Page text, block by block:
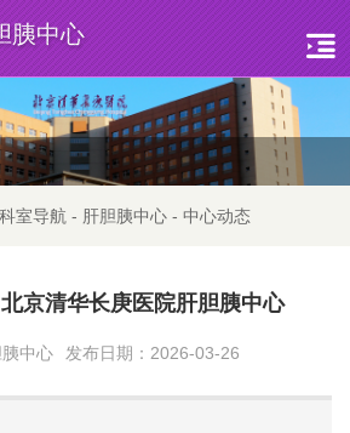
胰中心
科室导航 - 肝胆胰中心 - 中心动态
京清华长庚医院肝胆胰中心
中心 发布日期：2026-03-26